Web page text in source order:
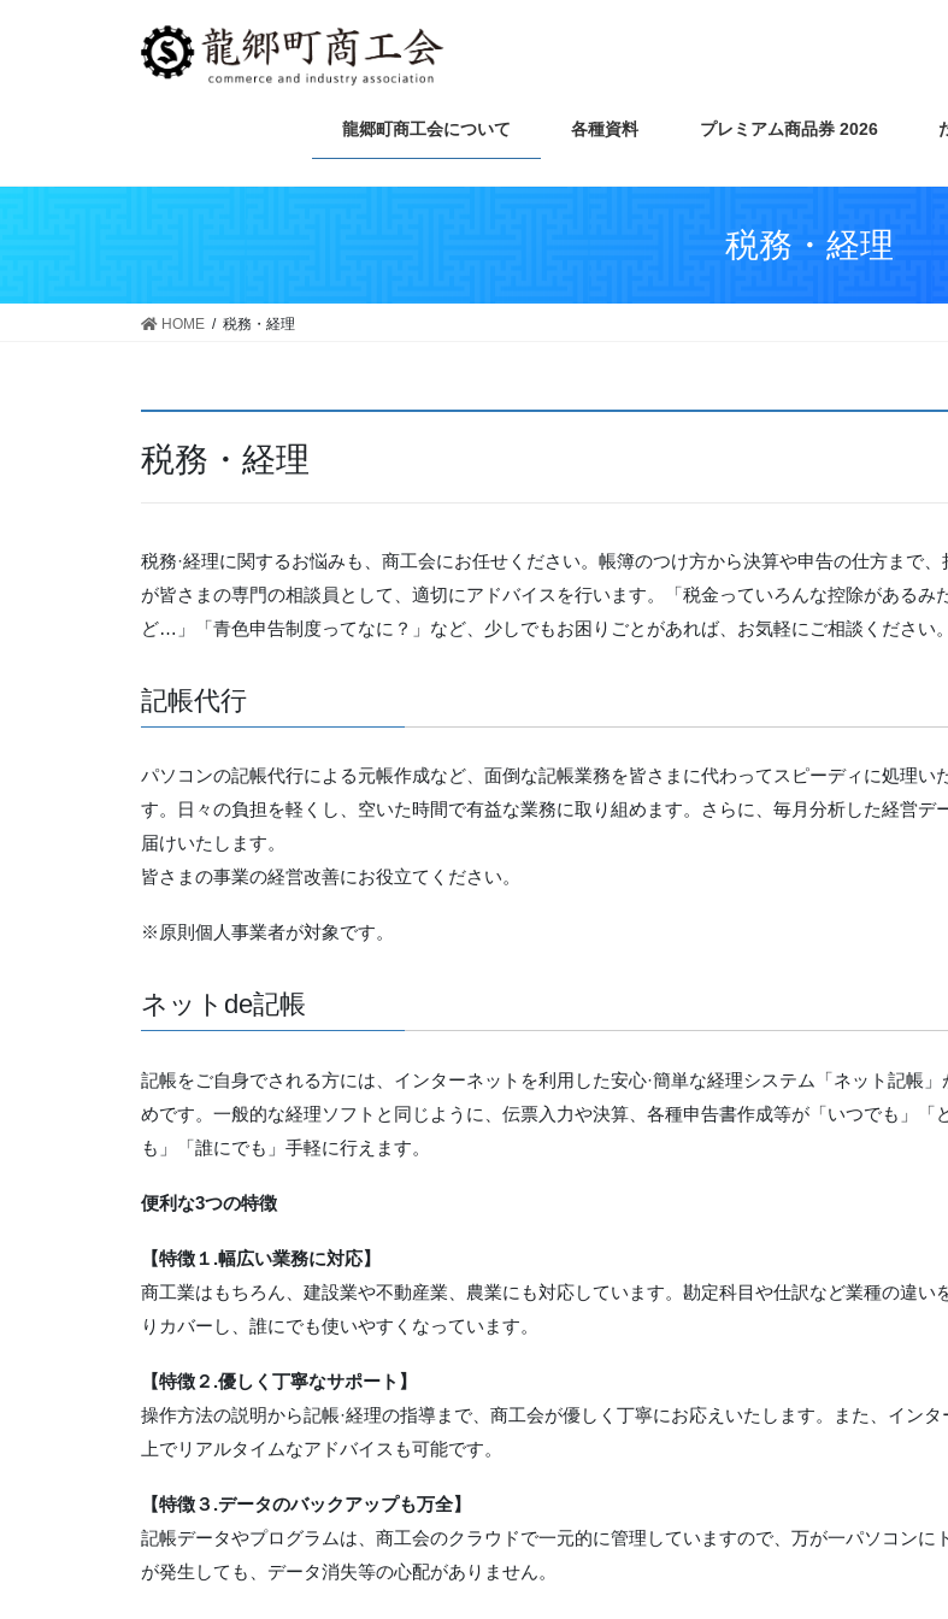
龍郷町商工会について 各種資料 プレミアム商品券 2026
税務・経理
HOME 税務・経理
税務・経理
税務·経理に関するお悩みも、商工会にお任せください。帳簿のつけ方から決算や申告の仕方まで、
が皆さまの専門の相談員として、適切にアドバイスを行います。「税金っていろんな控除があるみ
ど…」「青色申告制度ってなに？」など、少しでもお困りごとがあれば、お気軽にご相談ください。
記帳代行
パソコンの記帳代行による元帳作成など、面倒な記帳業務を皆さまに代わってスピーディに処理い
す。日々の負担を軽くし、空いた時間で有益な業務に取り組めます。さらに、毎月分析した経営デ
届けいたします。
皆さまの事業の経営改善にお役立てください。
※原則個人事業者が対象です。
ネットde記帳
記帳をご自身でされる方には、インターネットを利用した安心·簡単な経理システム「ネット記帳」
めです。一般的な経理ソフトと同じように、伝票入力や決算、各種申告書作成等が「いつでも」「
も」「誰にでも」手軽に行えます。
便利な3つの特徴
【特徴１.幅広い業務に対応】
商工業はもちろん、建設業や不動産業、農業にも対応しています。勘定科目や仕訳など業種の違い
りカバーし、誰にでも使いやすくなっています。
【特徴２.優しく丁寧なサポート】
操作方法の説明から記帳·経理の指導まで、商工会が優しく丁寧にお応えいたします。また、インタ
上でリアルタイムなアドバイスも可能です。
【特徴３.データのバックアップも万全】
記帳データやプログラムは、商工会のクラウドで一元的に管理していますので、万が一パソコンに
が発生しても、データ消失等の心配がありません。